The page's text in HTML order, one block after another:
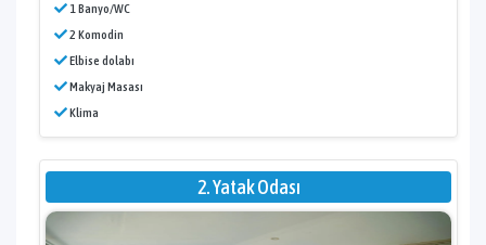
1 Banyo/WC
2 Komodin
Elbise dolabı
Makyaj Masası
Klima
2. Yatak Odası